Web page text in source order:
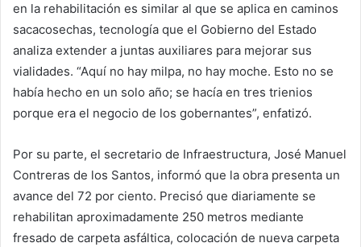
en la rehabilitación es similar al que se aplica en caminos
sacacosechas, tecnología que el Gobierno del Estado
analiza extender a juntas auxiliares para mejorar sus
vialidades. “Aquí no hay milpa, no hay moche. Esto no se
había hecho en un solo año; se hacía en tres trienios
porque era el negocio de los gobernantes”, enfatizó.
Por su parte, el secretario de Infraestructura, José Manuel
Contreras de los Santos, informó que la obra presenta un
avance del 72 por ciento. Precisó que diariamente se
rehabilitan aproximadamente 250 metros mediante
fresado de carpeta asfáltica, colocación de nueva carpeta